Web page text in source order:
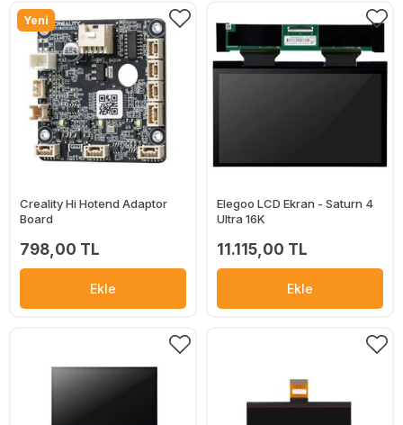
Yeni
Creality Hi Hotend Adaptor
Board
798,00 TL
Ekle
Elegoo LCD Ekran - Saturn 4
Ultra 16K
11.115,00 TL
Ekle